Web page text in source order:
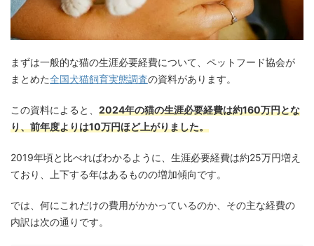
まずは一般的な猫の生涯必要経費について、ペットフード協会が
まとめた全国犬猫飼育実態調査の資料があります。
この資料によると、 2024年の猫の生涯必要経費は約160万円とな
り、前年度よりは10万円ほど上がりました。
2019年頃と比べればわかるように、生涯必要経費は約25万円増え
ており、上下する年はあるものの増加傾向です。
では、何にこれだけの費用がかかっているのか、その主な経費の
内訳は次の通りです。